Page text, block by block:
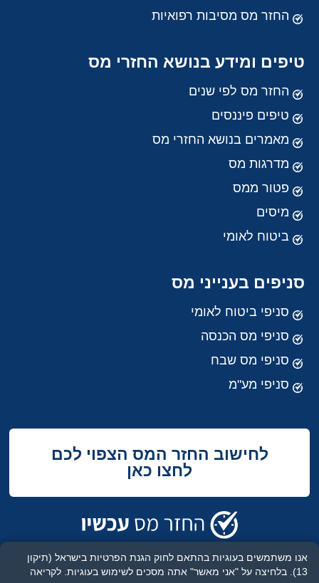
החזר מס מסיבות רפואיות
טיפים ומידע בנושא החזרי מס
החזר מס לפי שנים
טיפים פיננסים
מאמרים בנושא החזרי מס
מדרגות מס
פטור ממס
מיסים
ביטוח לאומי
סניפים בענייני מס
סניפי ביטוח לאומי
סניפי מס הכנסה
סניפי מס שבח
סניפי מע"מ
לחישוב החזר המס הצפוי לכם
לחצו כאן
מדיניות
אנו משתמשים בעוגיות בהתאם לחוק הגנת הפרטיות בישראל (תיקון
13). בלחיצה על "אני מאשר" אתה מסכים לשימוש בעוגיות.
לקריאה